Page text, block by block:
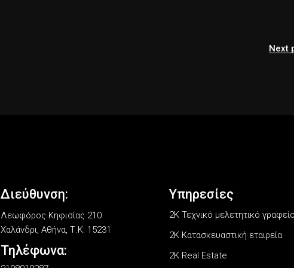
Next
Διεύθυνση:
Λεωφόρος Κηφισίας 210
Χαλάνδρι, Αθήνα, Τ.Κ: 15231
Τηλέφωνα:
Υπηρεσίες
2Κ Τεχνικό μελετητικό γραφείο
2K Κατασκευαστική εταιρεία
2K Real Estate